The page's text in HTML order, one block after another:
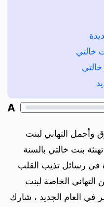
خالتي
A
وأجمل التهاني لبنت
بنت خالتي بالسنة
في رسائل تذيب القلب
التهاني الخاصة لبنت
العام الجديد ، شارك